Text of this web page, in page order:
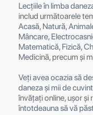
Lecțiile în limba
includ următoarele
Acasă, Natură,
Mâncare,
Matematică, Fizică,
Medicină, precum și
Veți avea ocazia să
daneza și mii de
învățați online, ușor și
întotdeauna să vă